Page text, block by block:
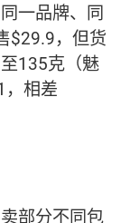
一品牌、同
$29.9，但货
135克（魅
，相差
部分不同包